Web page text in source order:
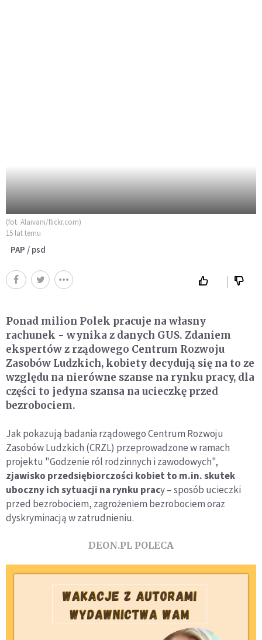
(fot. Alaivani/flickr.com)
15 lat temu
PAP / psd
Ponad milion Polek pracuje na własny
rachunek - wynika z danych GUS. Zdaniem
ekspertów z rządowego Centrum Rozwoju
Zasobów Ludzkich, kobiety decydują się na to ze
względu na nierówne szanse na rynku pracy, dla
części to jedyna szansa na ucieczkę przed
bezrobociem.
Jak pokazują badania rządowego Centrum Rozwoju
Zasobów Ludzkich (CRZL) przeprowadzone w ramach
projektu "Godzenie ról rodzinnych i zawodowych",
zjawisko przedsiębiorczości kobiet to m.in. skutek
uboczny ich sytuacji na rynku pracy – sposób ucieczki
przed bezrobociem, zagrożeniem bezrobociem oraz
dyskryminacją w zatrudnieniu.
DEON.PL POLECA